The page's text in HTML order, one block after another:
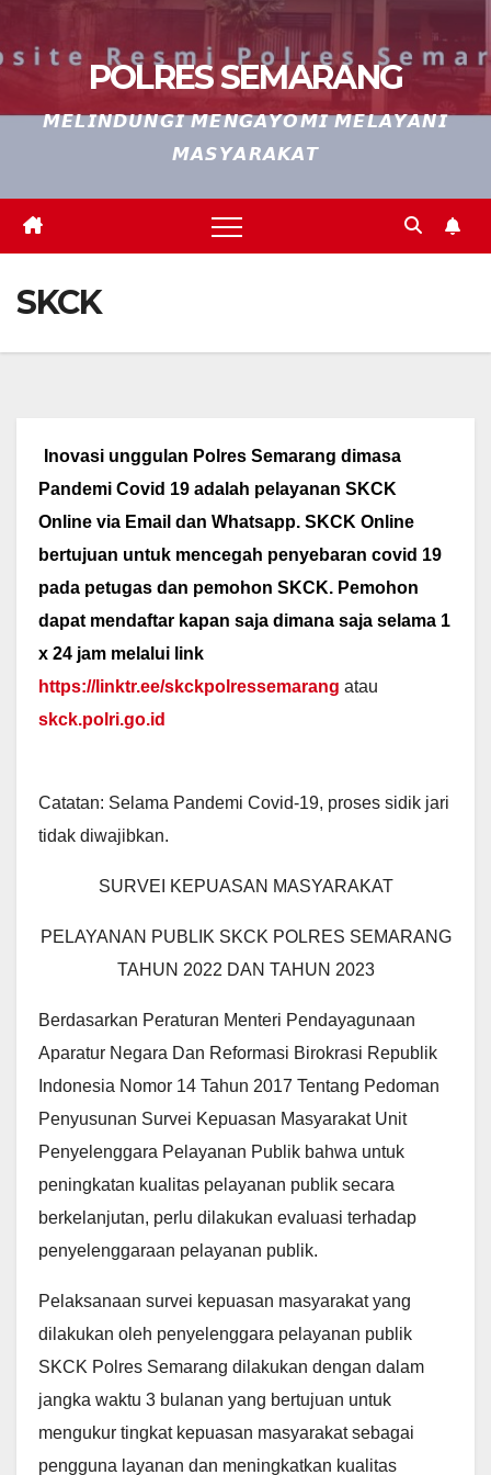
POLRES SEMARANG
𝙈𝙀𝙇𝙄𝙉𝘿𝙐𝙉𝙂𝙄 𝙈𝙀𝙉𝙂𝘼𝙔𝙊𝙈𝙄 𝙈𝙀𝙇𝘼𝙔𝘼𝙉𝙄
𝙈𝘼𝙎𝙔𝘼𝙍𝘼𝙆𝘼𝙏
SKCK
Inovasi unggulan Polres Semarang dimasa
Pandemi Covid 19 adalah pelayanan SKCK
Online via Email dan Whatsapp. SKCK Online
bertujuan untuk mencegah penyebaran covid 19
pada petugas dan pemohon SKCK. Pemohon
dapat mendaftar kapan saja dimana saja selama 1
x 24 jam melalui link
https://linktr.ee/skckpolressemarang atau
skck.polri.go.id
Catatan: Selama Pandemi Covid-19, proses sidik jari
tidak diwajibkan.
SURVEI KEPUASAN MASYARAKAT
PELAYANAN PUBLIK SKCK POLRES SEMARANG
TAHUN 2022 DAN TAHUN 2023
Berdasarkan Peraturan Menteri Pendayagunaan
Aparatur Negara Dan Reformasi Birokrasi Republik
Indonesia Nomor 14 Tahun 2017 Tentang Pedoman
Penyusunan Survei Kepuasan Masyarakat Unit
Penyelenggara Pelayanan Publik bahwa untuk
peningkatan kualitas pelayanan publik secara
berkelanjutan, perlu dilakukan evaluasi terhadap
penyelenggaraan pelayanan publik.
Pelaksanaan survei kepuasan masyarakat yang
dilakukan oleh penyelenggara pelayanan publik
SKCK Polres Semarang dilakukan dengan dalam
jangka waktu 3 bulanan yang bertujuan untuk
mengukur tingkat kepuasan masyarakat sebagai
pengguna layanan dan meningkatkan kualitas